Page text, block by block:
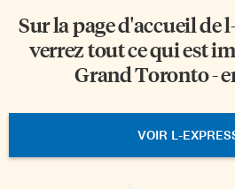
Sur la page d'accueil de
verrez tout ce qui est
Grand Toronto -
VOIR L-